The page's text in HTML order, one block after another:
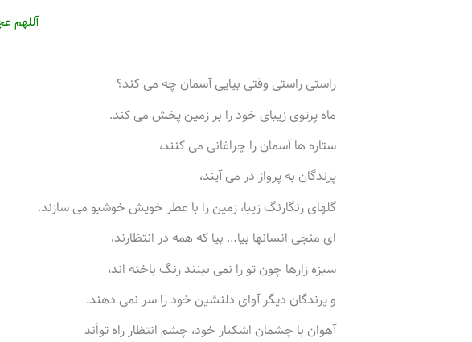
آللهم
راستی راستی وقتی بیایی آسمان چه می کند؟
ماه پرتوی زیبای خود را بر زمین پخش می کند.
ستاره ها آسمان را چراغانی می کنند،
پرندگان به پرواز در می آیند،
گلهای رنگارنگ زیبا، زمین را با عطر خویش خوشبو می سازند.
ای منجی انسانها بیا… بیا که همه در انتظارند،
سبزه زارها چون تو را نمی بینند رنگ باخته اند،
و پرندگان دیگر آوای دلنشین خود را سر نمی دهند.
آهوان با چشمان اشکبار خود، چشم انتظار راه تواَند